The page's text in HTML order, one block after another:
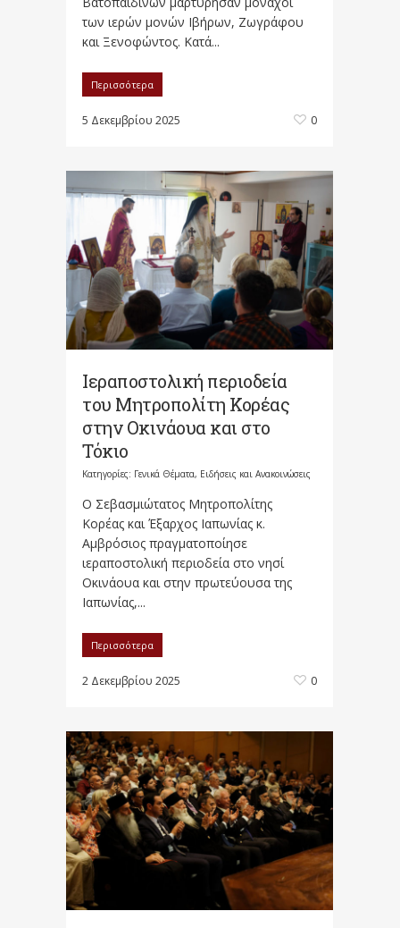
των ιερών μονών Ιβήρων, Ζωγράφου
και Ξενοφώντος. Κατά...
Περισσότερα
5 Δεκεμβρίου 2025 0
Ιεραποστολική περιοδεία
του Μητροπολίτη Κορέας
στην Οκινάουα και στο
Τόκιο
Κατηγορίες: Γενικά Θέματα, Ειδήσεις και Ανακοινώσεις
Ο Σεβασμιώτατος Μητροπολίτης
Κορέας και Έξαρχος Ιαπωνίας κ.
Αμβρόσιος πραγματοποίησε
ιεραποστολική περιοδεία στο νησί
Οκινάουα και στην πρωτεύουσα της
Ιαπωνίας,...
Περισσότερα
2 Δεκεμβρίου 2025 0